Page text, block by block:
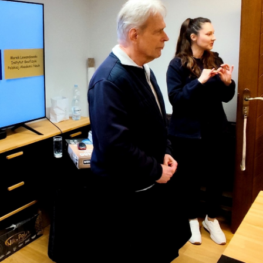
Twoją prywatność. Możesz zmienić ustawienia cookies lub zaakceptować je